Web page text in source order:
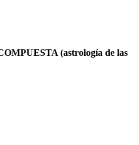
(astrología de las